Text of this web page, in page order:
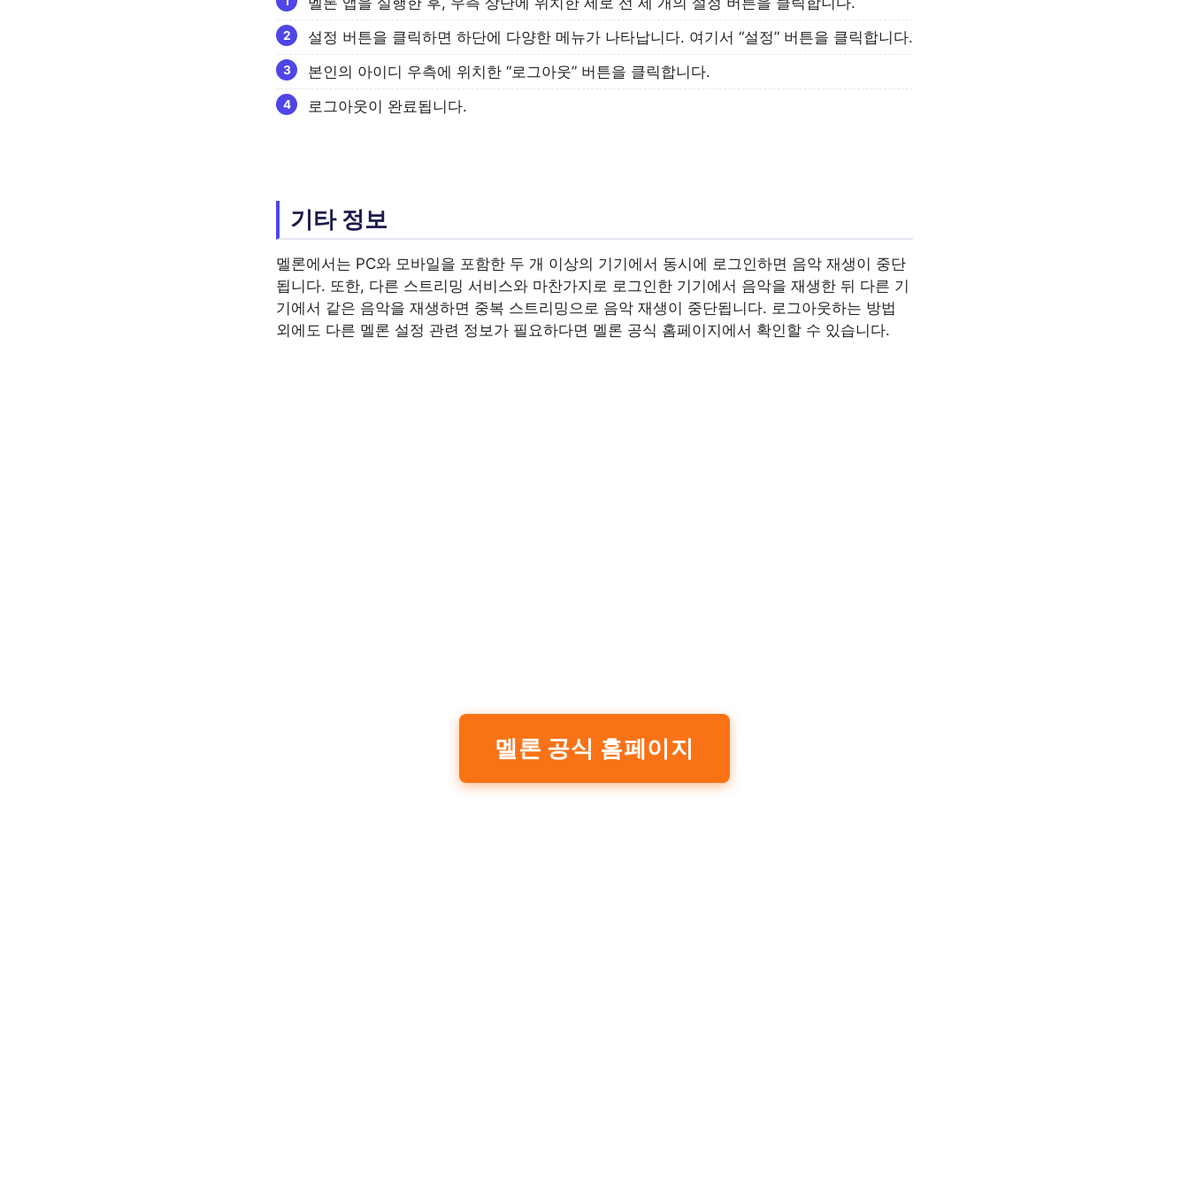
설정 버튼을 클릭하면 하단에 다양한 메뉴가 나타납니다. 여기서 “설정” 버튼을 클릭합니다.
본인의 아이디 우측에 위치한 “로그아웃” 버튼을 클릭합니다.
로그아웃이 완료됩니다.
기타 정보
멜론에서는 PC와 모바일을 포함한 두 개 이상의 기기에서 동시에 로그인하면 음악 재생이 중단
됩니다. 또한, 다른 스트리밍 서비스와 마찬가지로 로그인한 기기에서 음악을 재생한 뒤 다른 기
기에서 같은 음악을 재생하면 중복 스트리밍으로 음악 재생이 중단됩니다. 로그아웃하는 방법
외에도 다른 멜론 설정 관련 정보가 필요하다면 멜론 공식 홈페이지에서 확인할 수 있습니다.
멜론 공식 홈페이지